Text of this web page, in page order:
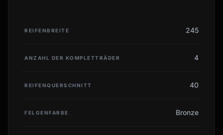
REIFENBREITE 245
ANZAHL DER KOMPLETTRÄDER 4
REIFENQUERSCHNITT 40
FELGENFARBE Bronze